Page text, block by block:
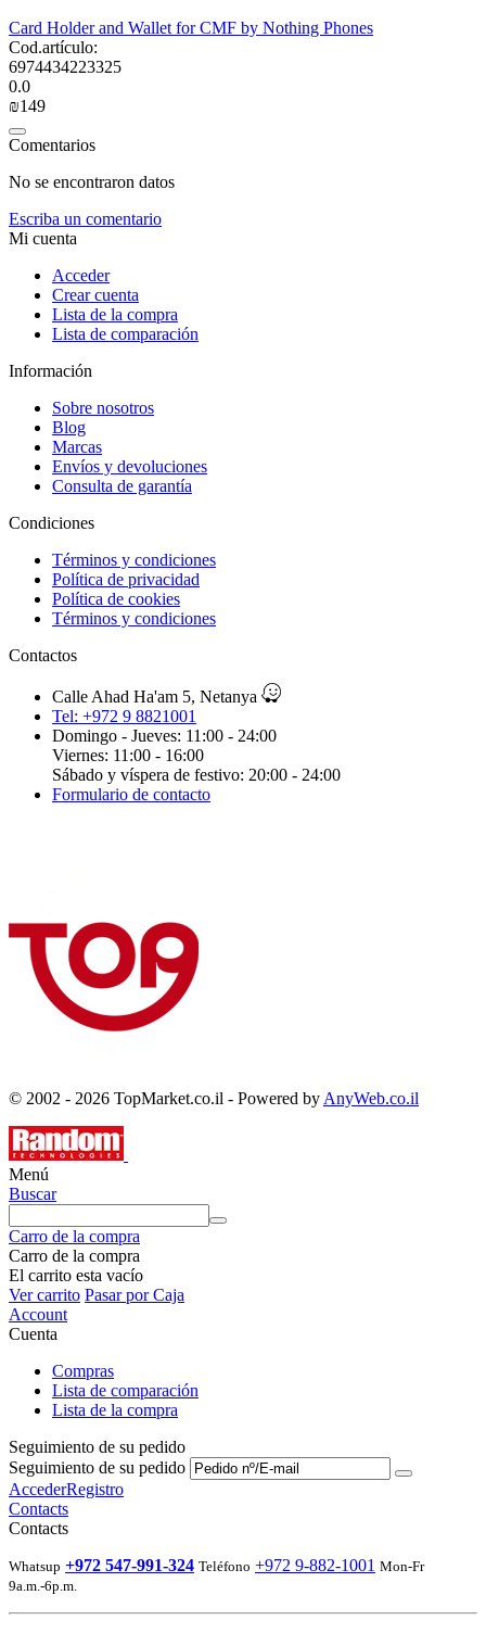
Card Holder and Wallet for CMF by Nothing Phones
Cod.artículo:
6974434223325
0.0
₪‍149‍
Comentarios
No se encontraron datos
Escriba un comentario
Mi cuenta
Acceder
Crear cuenta
Lista de la compra
Lista de comparación
Información
Sobre nosotros
Blog
Marcas
Envíos y devoluciones
Consulta de garantía
Condiciones
Términos y condiciones
Política de privacidad
Política de cookies
Términos y condiciones
Contactos
Calle Ahad Ha'am 5, Netanya
Tel: +972 9 8821001
Domingo - Jueves: 11:00 - 24:00
Viernes: 11:00 - 16:00
Sábado y víspera de festivo: 20:00 - 24:00
Formulario de contacto
© 2002 - 2026 TopMarket.co.il - Powered by AnyWeb.co.il
Menú
Buscar
Carro de la compra
Carro de la compra
El carrito esta vacío
Ver carrito Pasar por Caja
Account
Cuenta
Compras
Lista de comparación
Lista de la compra
Seguimiento de su pedido
Seguimiento de su pedido
AccederRegistro
Contacts
Contacts
Whatsup +972 547-991-324 Teléfono +972 9-882-1001 Mon-Fr
9a.m.-6p.m.